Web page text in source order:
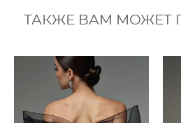
ТАКЖЕ ВАМ МОЖЕТ